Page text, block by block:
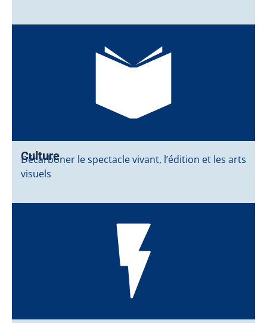
Culture
Décarboner le spectacle vivant, l’édition et les arts
visuels